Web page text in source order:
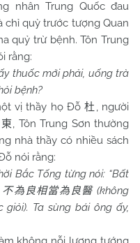
nhân Trung Quốc đau
chỉ quỳ trước tượng Quan
quỷ trừ bệnh. Tôn Trung
rằng:
thuốc mới phải, uống trà
bệnh?
vị thầy họ Đỗ杜 , người
, Tôn Trung Sơn thường
nhà thầy có nhiều sách
nói rằng:
Bắc Tống từng nói: “Bất
不為良相當為良醫 (không
Ta sùng bái ông ấy,